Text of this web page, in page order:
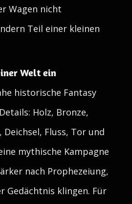
Wagen nicht
Teil einer kleinen
Welt ein
historische Fantasy
Holz, Bronze,
Deichsel, Fluss, Tor und
mythische Kampagne
nach Prophezeiung,
Gedächtnis klingen. Für